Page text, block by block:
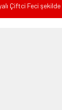
Çiftci Feci şekilde
araçta oksijen